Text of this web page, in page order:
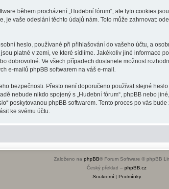
během procházení „Hudební fórum“, ale tyto cookies
je vaše odeslání těchto údajů nám. Toto může zahrnovat:
heslo, používané při přihlašování do vašeho účtu, a
platné v zemi, ve které sídlíme. Jakékoliv jiné informace
dobrovolné. Ve všech případech dostanete možnost
e-mailů phpBB softwarem na váš e-mail.
bezpečnosti. Přesto není doporučeno používat stejné
nebude nikdo spojený s „Hudební fórum“, phpBB nebo
poskytovanou phpBB softwarem. Tento proces po vás
ke svému účtu.
Založeno na phpBB® Forum Software © phpBB
Český překlad – phpBB.cz
Soukromí| Podmínky